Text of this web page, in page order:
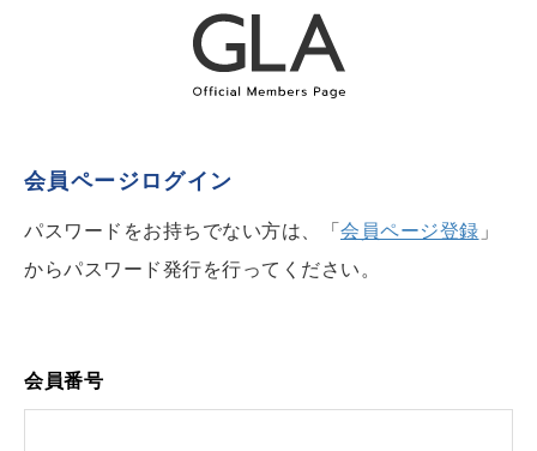
会員ページログイン
パスワードをお持ちでない方は、「 会員ページ登録 」
からパスワード発行を行ってください。
会員番号